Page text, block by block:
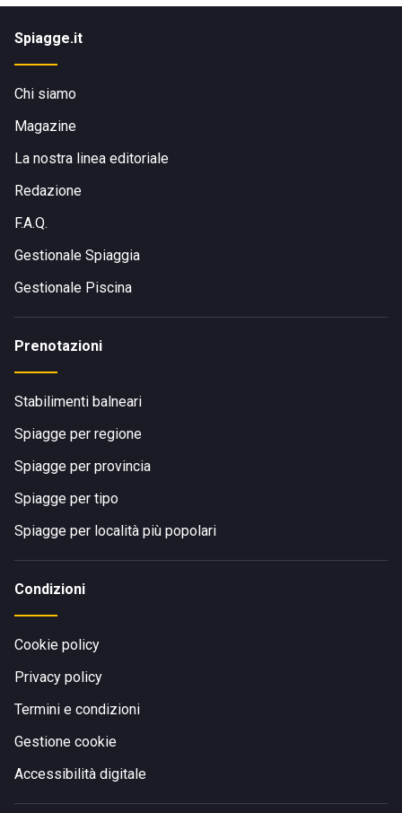
Spiagge.it
Chi siamo
Magazine
La nostra linea editoriale
Redazione
F.A.Q.
Gestionale Spiaggia
Gestionale Piscina
Prenotazioni
Stabilimenti balneari
Spiagge per regione
Spiagge per provincia
Spiagge per tipo
Spiagge per località più popolari
Condizioni
Cookie policy
Privacy policy
Termini e condizioni
Gestione cookie
Accessibilità digitale